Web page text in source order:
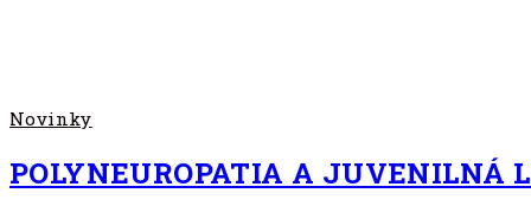
Novinky
POLYNEUROPATIA A JUVENILNÁ